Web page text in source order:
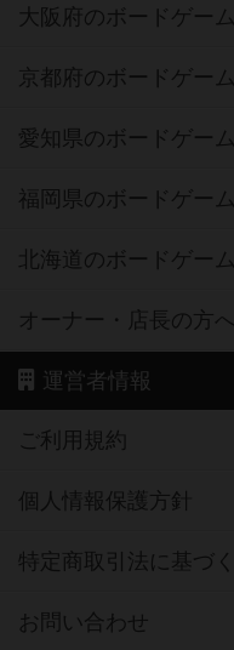
大阪府のボードゲー
京都府のボードゲー
愛知県のボードゲー
福岡県のボードゲー
北海道のボードゲー
オーナー・店長の方へ
運営者情報
ご利用規約
個人情報保護方針
特定商取引法に基づ
お問い合わせ